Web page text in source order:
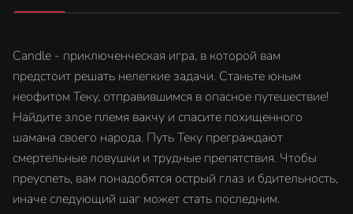
Candle - приключенческая игра, в которой вам
предстоит решать нелегкие задачи. Станьте юным
неофитом Теку, отправившимся в опасное путешествие!
Найдите злое племя вакчу и спасите похищенного
шамана своего народа. Путь Теку преграждают
смертельные ловушки и трудные препятствия. Чтобы
преуспеть, вам понадобятся острый глаз и бдительность,
иначе следующий шаг может стать последним.